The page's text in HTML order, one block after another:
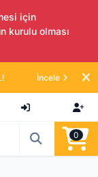
için
kurulu olması
İncele
0